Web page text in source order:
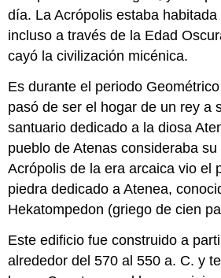
día. La Acrópolis estaba
incluso a través de la Edad
cayó la civilización micénica.
Es durante el periodo
pasó de ser el hogar de un rey a
santuario dedicado a la diosa
pueblo de Atenas consideraba
Acrópolis de la era arcaica vio el
piedra dedicado a Atenea,
Hekatompedon (griego de cien
Este edificio fue construido a
alrededor del 570 al 550 a. C. y